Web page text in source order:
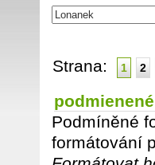
Strana: 1 2
Podmíněné
formátování